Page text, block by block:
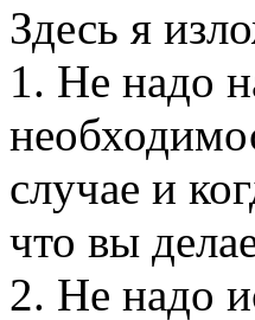
Здесь я
1. Не надо
случае и
что вы
2. Не надо